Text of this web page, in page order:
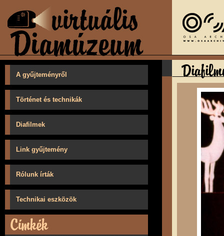
A gyűjteményről
Történet és technikák
Diafilmek
Link gyűjtemény
Rólunk írták
Technikai eszközök